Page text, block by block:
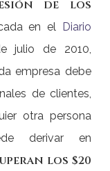
de los
en el Diario
julio de 2010,
empresa debe
de clientes,
otra persona
derivar en
los $20